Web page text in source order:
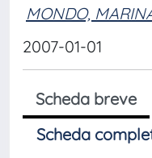
MONDO,
2007-01-01
Scheda breve
Scheda